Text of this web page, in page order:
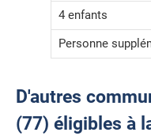
4 enfants
Personne
D'autres
(77) éligibles à